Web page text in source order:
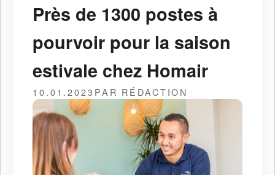
Près de 1300 postes à
pourvoir pour la saison
estivale chez Homair
10.01.2023PAR RÉDACTION